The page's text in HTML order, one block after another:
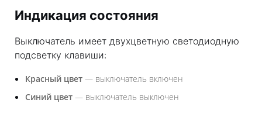
Индикация состояния
Выключатель имеет двухцветную светодиодную
подсветку клавиши:
Красный цвет — выключатель включен
Синий цвет — выключатель выключен